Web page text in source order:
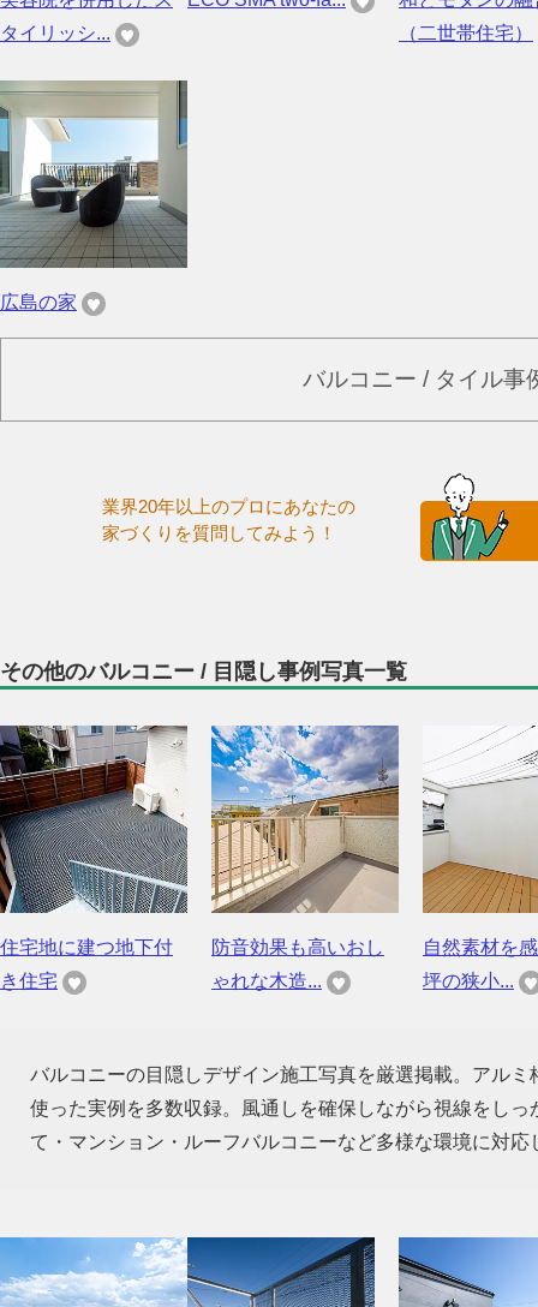
タイリッシ...
（二世帯住宅）
広島の家
バルコニー / タイル事
業界20年以上のプロにあなたの
家づくりを質問してみよう！
その他のバルコニー / 目隠し事例写真一覧
住宅地に建つ地下付
き住宅
防音効果も高いおし
ゃれな木造...
自然素材を
坪の狭小...
バルコニーの目隠しデザイン施工写真を厳選掲載。アル
使った実例を多数収録。風通しを確保しながら視線をし
て・マンション・ルーフバルコニーなど多様な環境に対